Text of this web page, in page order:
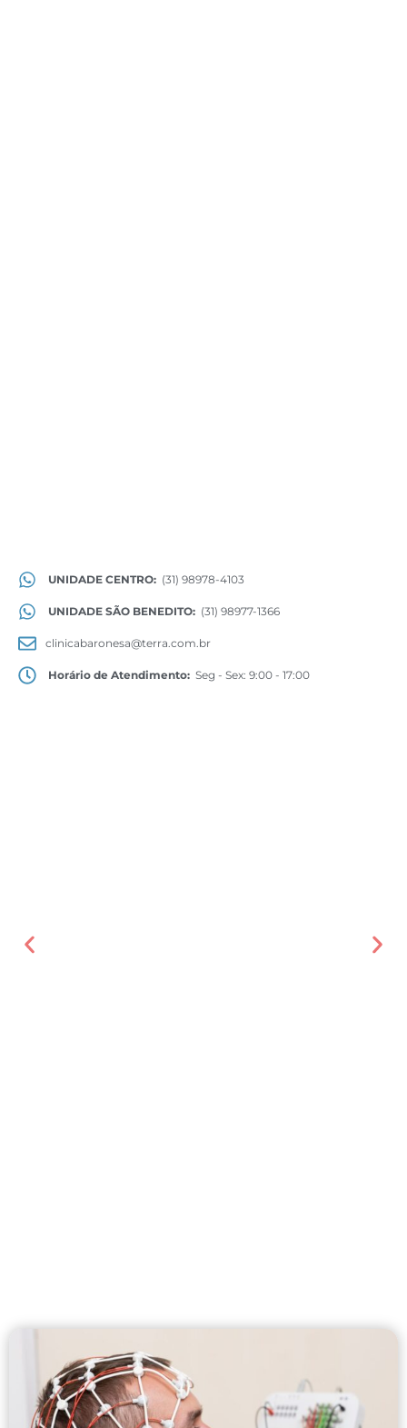
UNIDADE CENTRO: (31) 98978-4103
UNIDADE SÃO BENEDITO: (31) 98977-1366
clinicabaronesa@terra.com.br
Horário de Atendimento: Seg - Sex: 9:00 - 17:00